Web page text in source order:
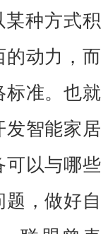
某种方式积
的动力，而
标准。也就
发智能家居
可以与哪些
，做好自